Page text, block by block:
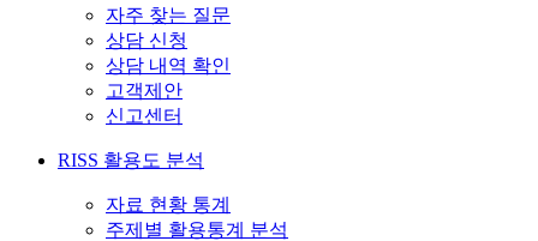
자주 찾는 질문
상담 신청
상담 내역 확인
고객제안
신고센터
RISS 활용도 분석
자료 현황 통계
주제별 활용통계 분석